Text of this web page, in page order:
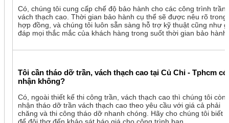
Có, chúng tôi cung cấp chế độ bảo hành cho các công trình trần
vách thạch cao. Thời gian bảo hành cụ thể sẽ được nêu rõ trong
hợp đồng, và chúng tôi luôn sẵn sàng hỗ trợ kỹ thuật cũng như
đáp mọi thắc mắc của khách hàng trong suốt thời gian bảo hành.
Tôi cần tháo dỡ trần, vách thạch cao tại Củ Chi - Tphcm có
nhận không?
Có, ngoài thiết kế thi công trần, vách thạch cao thì chúng tôi còn
nhận tháo dỡ trần vách thạch cao theo yêu cầu với giá cả phải
chăng và thi công tháo dỡ nhanh chóng. Hãy cho chúng tôi biết